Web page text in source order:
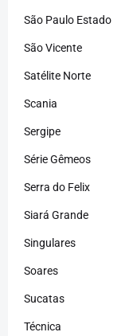
São Paulo Estado
São Vicente
Satélite Norte
Scania
Sergipe
Série Gêmeos
Serra do Felix
Siará Grande
Singulares
Soares
Sucatas
Técnica